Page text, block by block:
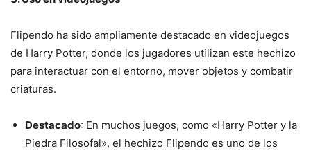
Flipendo ha sido ampliamente destacado en videojuegos
de Harry Potter, donde los jugadores utilizan este hechizo
para interactuar con el entorno, mover objetos y combatir
criaturas.
Destacado: En muchos juegos, como «Harry Potter y la
Piedra Filosofal», el hechizo Flipendo es uno de los